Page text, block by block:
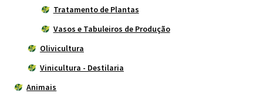
Tratamento de Plantas
Vasos e Tabuleiros de Produção
Olivicultura
Vinicultura - Destilaria
Animais